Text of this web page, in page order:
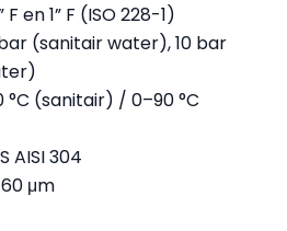
F en 1” F (ISO 228-1)
(sanitair water), 10 bar
°C (sanitair) / 0–90 °C
AISI 304
μm